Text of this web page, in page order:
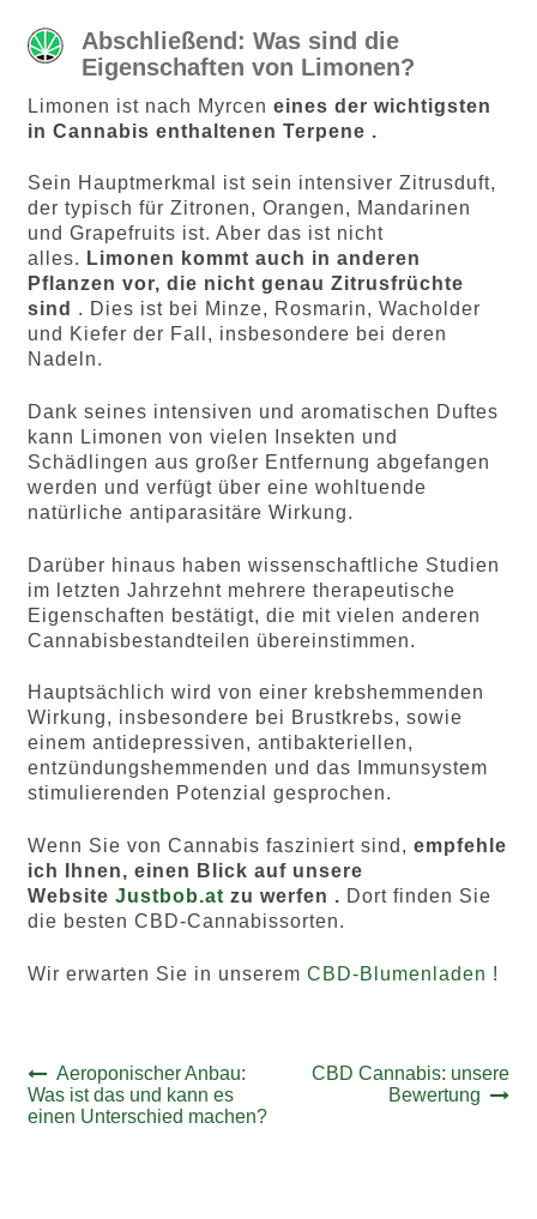
Abschließend: Was sind die
Eigenschaften von Limonen?
Limonen ist nach Myrcen eines der wichtigsten
in Cannabis enthaltenen Terpene .
Sein Hauptmerkmal ist sein intensiver Zitrusduft,
der typisch für Zitronen, Orangen, Mandarinen
und Grapefruits ist. Aber das ist nicht
alles. Limonen kommt auch in anderen
Pflanzen vor, die nicht genau Zitrusfrüchte
sind . Dies ist bei Minze, Rosmarin, Wacholder
und Kiefer der Fall, insbesondere bei deren
Nadeln.
Dank seines intensiven und aromatischen Duftes
kann Limonen von vielen Insekten und
Schädlingen aus großer Entfernung abgefangen
werden und verfügt über eine wohltuende
natürliche antiparasitäre Wirkung.
Darüber hinaus haben wissenschaftliche Studien
im letzten Jahrzehnt mehrere therapeutische
Eigenschaften bestätigt, die mit vielen anderen
Cannabisbestandteilen übereinstimmen.
Hauptsächlich wird von einer krebshemmenden
Wirkung, insbesondere bei Brustkrebs, sowie
einem antidepressiven, antibakteriellen,
entzündungshemmenden und das Immunsystem
stimulierenden Potenzial gesprochen.
Wenn Sie von Cannabis fasziniert sind, empfehle
ich Ihnen, einen Blick auf unsere
Website Justbob.at zu werfen . Dort finden Sie
die besten CBD-Cannabissorten.
Wir erwarten Sie in unserem CBD-Blumenladen !
Beitrags-
Navigation
Vorheriger
Beitrag:
Aeroponischer Anbau:
Was ist das und kann es
einen Unterschied machen?
Nächster
CBD Cannabis: unsere
Bewertung